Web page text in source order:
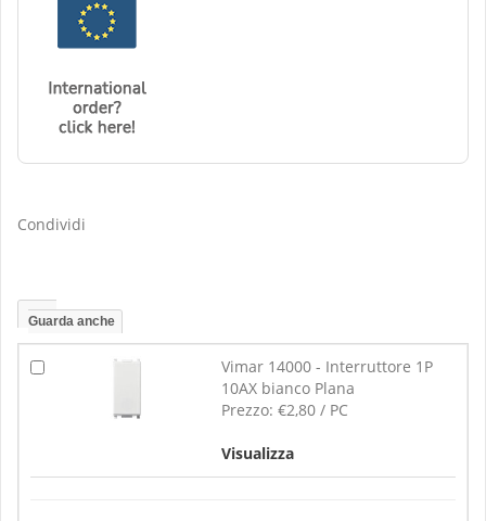
Condividi
Guarda anche
Vimar 14000 - Interruttore 1P
10AX bianco Plana
Prezzo: €2,80 / PC
Visualizza